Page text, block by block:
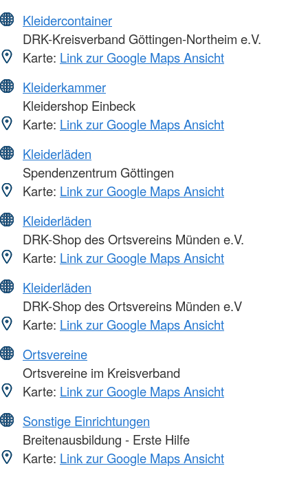
Kleidercontainer
DRK-Kreisverband Göttingen-Northeim e.V.
Karte: Link zur Google Maps Ansicht
Kleiderkammer
Kleidershop Einbeck
Karte: Link zur Google Maps Ansicht
Kleiderläden
Spendenzentrum Göttingen
Karte: Link zur Google Maps Ansicht
Kleiderläden
DRK-Shop des Ortsvereins Münden e.V.
Karte: Link zur Google Maps Ansicht
Kleiderläden
DRK-Shop des Ortsvereins Münden e.V
Karte: Link zur Google Maps Ansicht
Ortsvereine
Ortsvereine im Kreisverband
Karte: Link zur Google Maps Ansicht
Sonstige Einrichtungen
Breitenausbildung - Erste Hilfe
Karte: Link zur Google Maps Ansicht